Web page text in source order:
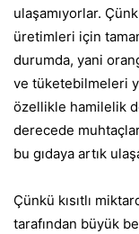
ulaşamıyorlar.
üretimleri için
durumda, yani
ve tüketebilmeleri
özellikle hamilelik
derecede
bu gıdaya artık
Çünkü kısıtlı
tarafından büyük